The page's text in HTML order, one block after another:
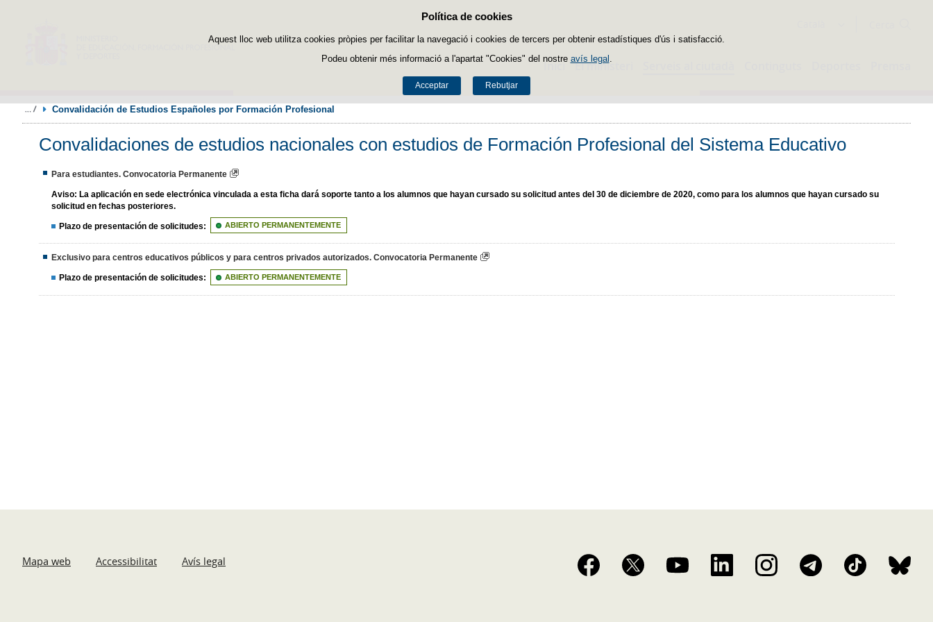
Política de cookies
Aquest lloc web utilitza cookies pròpies per facilitar la navegació i cookies de tercers per obtenir estadístiques d'ús i satisfacció.
Podeu obtenir més informació a l'apartat "Cookies" del nostre avís legal
Acceptar Rebutjar
Passar al contingut
Inici El ministeri
Convalidación de Estudios Españoles por Formación Profesional
Convalidaciones de estudios nacionales con estudios de Formación Profesional del Sistema Educativo
Para estudiantes. Convocatoria Permanente
Aviso: La aplicación en sede electrónica vinculada a esta ficha dará soporte tanto a los alumnos que hayan cursado su solicitud antes del 30 de diciembre de 2020, como para los alumnos que hayan cursado su
solicitud en fechas posteriores.
Plazo de presentación de solicitudes: ABIERTO PERMANENTEMENTE
Exclusivo para centros educativos públicos y para centros privados autorizados. Convocatoria Permanente
Plazo de presentación de solicitudes: ABIERTO PERMANENTEMENTE
Mapa web Accessibilitat Avís legal